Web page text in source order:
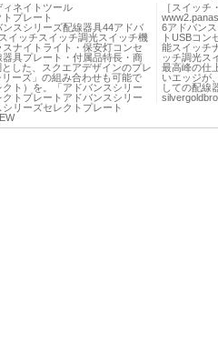
ィネイトツール
プレート
スシリーズ配線器具44アドバ
イッチスイッチ調光スイッチ機
ナイトライト・保安灯コンセ
具プレート・付属品特長・商
した、スクエアデザインのプレ
ーズ」の組み合わせも可能で
ト）を。「アドバンスシリー
トプレートアドバンスシリー
リーズセレクトプレート
［スイッ
6アドバン
トUSBコン
能スイッチ
ッチ調光ス
最高峰の仕
いエッジが
しての配線